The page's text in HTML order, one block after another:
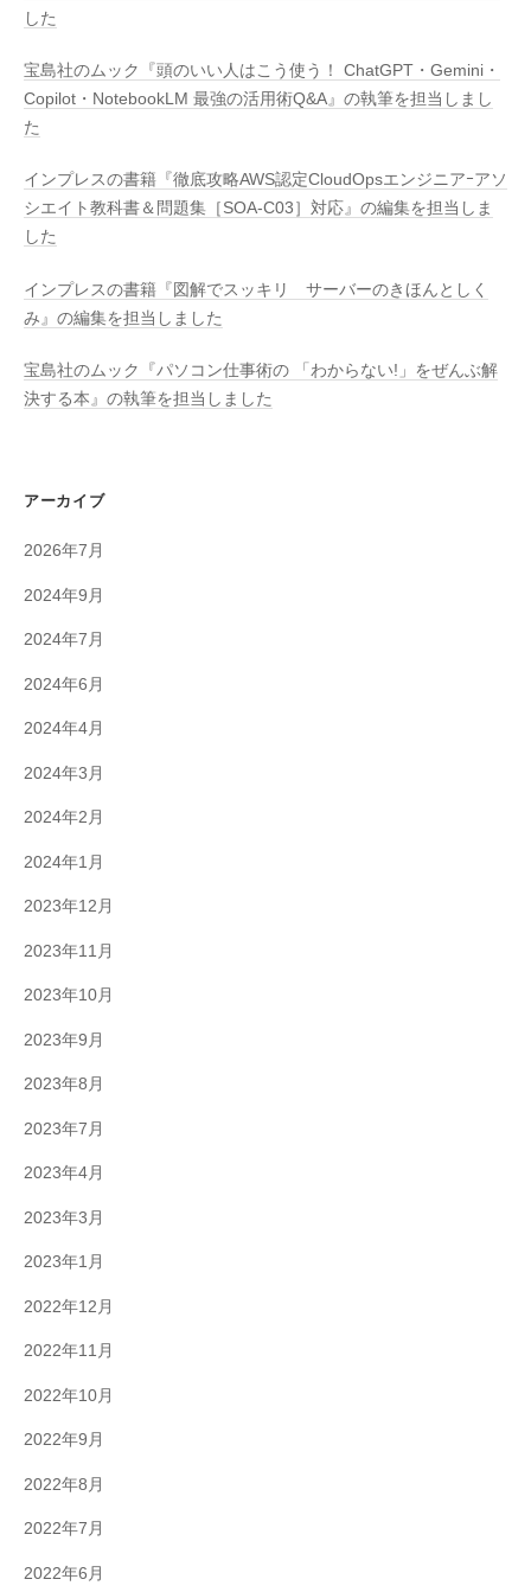
した
宝島社のムック『頭のいい人はこう使う！ ChatGPT・Gemini・
Copilot・NotebookLM 最強の活用術Q&A』の執筆を担当しまし
た
インプレスの書籍『徹底攻略AWS認定CloudOpsエンジニアｰアソ
シエイト教科書＆問題集［SOA-C03］対応』の編集を担当しま
した
インプレスの書籍『図解でスッキリ サーバーのきほんとしく
み』の編集を担当しました
宝島社のムック『パソコン仕事術の 「わからない!」をぜんぶ解
決する本』の執筆を担当しました
アーカイブ
2026年7月
2024年9月
2024年7月
2024年6月
2024年4月
2024年3月
2024年2月
2024年1月
2023年12月
2023年11月
2023年10月
2023年9月
2023年8月
2023年7月
2023年4月
2023年3月
2023年1月
2022年12月
2022年11月
2022年10月
2022年9月
2022年8月
2022年7月
2022年6月